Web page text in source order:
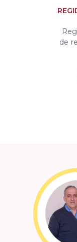
de